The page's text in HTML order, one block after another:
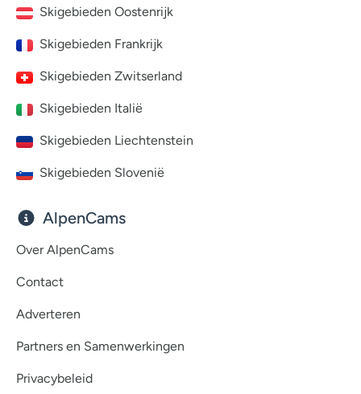
Skigebieden Oostenrijk
Skigebieden Frankrijk
Skigebieden Zwitserland
Skigebieden Italië
Skigebieden Liechtenstein
Skigebieden Slovenië
AlpenCams
Over AlpenCams
Contact
Adverteren
Partners en Samenwerkingen
Privacybeleid